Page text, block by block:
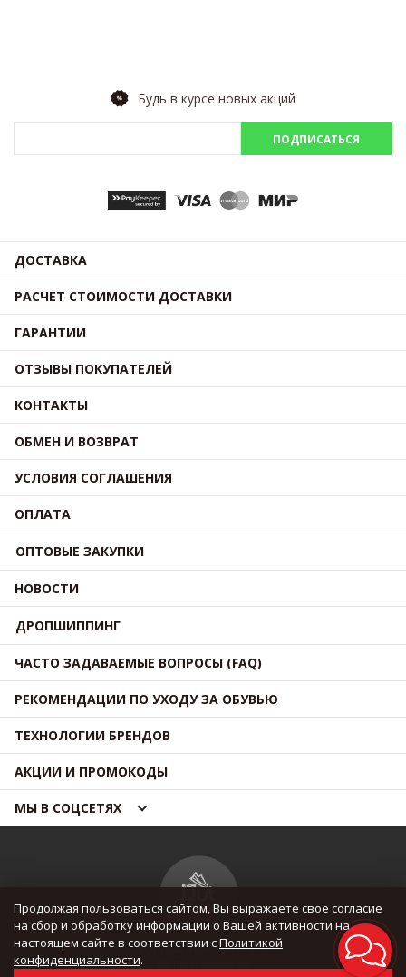
Будь в курсе новых акций
ПОДПИСАТЬСЯ
ДОСТАВКА
РАСЧЕТ СТОИМОСТИ ДОСТАВКИ
ГАРАНТИИ
ОТЗЫВЫ ПОКУПАТЕЛЕЙ
КОНТАКТЫ
ОБМЕН И ВОЗВРАТ
УСЛОВИЯ СОГЛАШЕНИЯ
ОПЛАТА
ОПТОВЫЕ ЗАКУПКИ
НОВОСТИ
ДРОПШИППИНГ
ЧАСТО ЗАДАВАЕМЫЕ ВОПРОСЫ (FAQ)
РЕКОМЕНДАЦИИ ПО УХОДУ ЗА ОБУВЬЮ
ТЕХНОЛОГИИ БРЕНДОВ
АКЦИИ И ПРОМОКОДЫ
МЫ В СОЦСЕТЯХ
© OUTMAXSHOP 2012 — 2026
Продолжая пользоваться сайтом, Вы выражаете свое согласие
на сбор и обработку информации о Вашей активности на
настоящем сайте в соответствии сПолитикой
конфиденциальности.